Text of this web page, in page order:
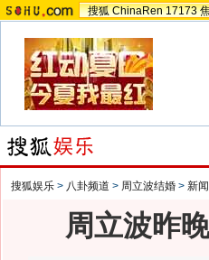
搜狐 ChinaRen 17173
搜狐娱乐 > 八卦频道 > 周立波结婚 > 新
周立波昨